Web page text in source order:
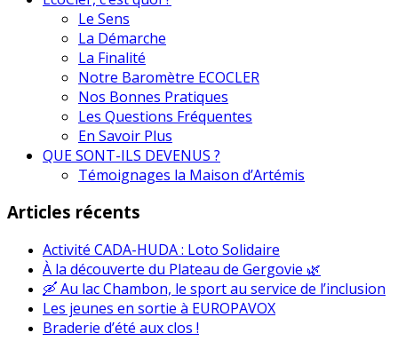
Le Sens
La Démarche
La Finalité
Notre Baromètre ECOCLER
Nos Bonnes Pratiques
Les Questions Fréquentes
En Savoir Plus
QUE SONT-ILS DEVENUS ?
Témoignages la Maison d’Artémis
Articles récents
Activité CADA-HUDA : Loto Solidaire
À la découverte du Plateau de Gergovie 🌿
🛶 Au lac Chambon, le sport au service de l’inclusion
Les jeunes en sortie à EUROPAVOX
Braderie d’été aux clos !